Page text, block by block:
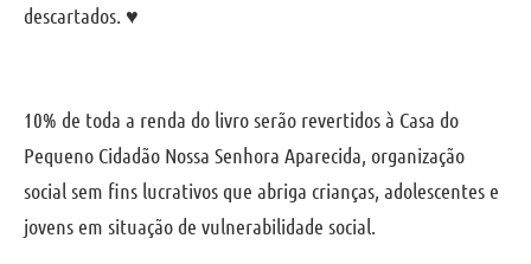
descartados. ♥
10% de toda a renda do livro serão revertidos à Casa do
Pequeno Cidadão Nossa Senhora Aparecida, organização
social sem fins lucrativos que abriga crianças, adolescentes e
jovens em situação de vulnerabilidade social.